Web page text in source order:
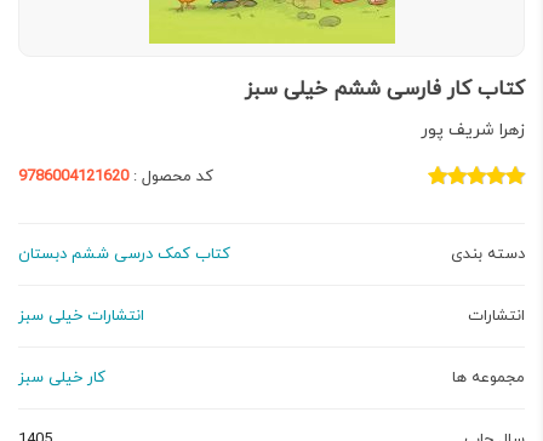
کتاب کار فارسی ششم خیلی سبز
زهرا شریف پور
کد محصول :9786004121620
دسته بندی کتاب کمک درسی ششم دبستان
انتشارات انتشارات خیلی سبز
مجموعه ها کار خیلی سبز